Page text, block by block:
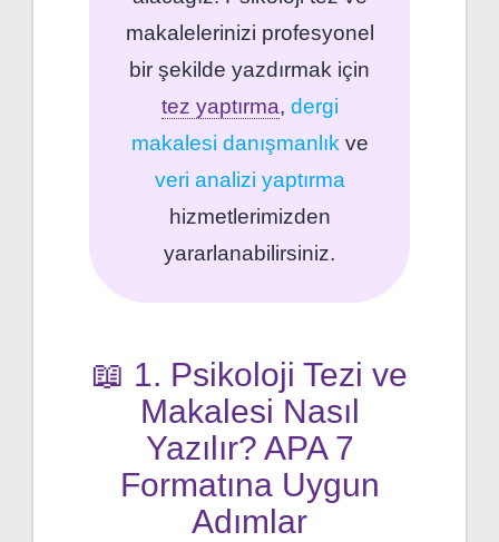
makalelerinizi profesyonel
bir şekilde yazdırmak için
tez yaptırma, dergi
makalesi danışmanlıkve
veri analizi yaptırma
hizmetlerimizden
yararlanabilirsiniz.
📖 1. Psikoloji Tezi ve
Makalesi Nasıl
Yazılır? APA 7
Formatına Uygun
Adımlar